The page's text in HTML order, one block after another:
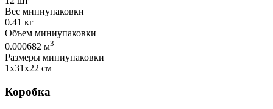
Вес миниупаковки
0.41 кг
Объем миниупаковки
0.000682 м3
Размеры миниупаковки
1х31х22 см
Коробка